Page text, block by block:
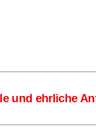
und ehrliche